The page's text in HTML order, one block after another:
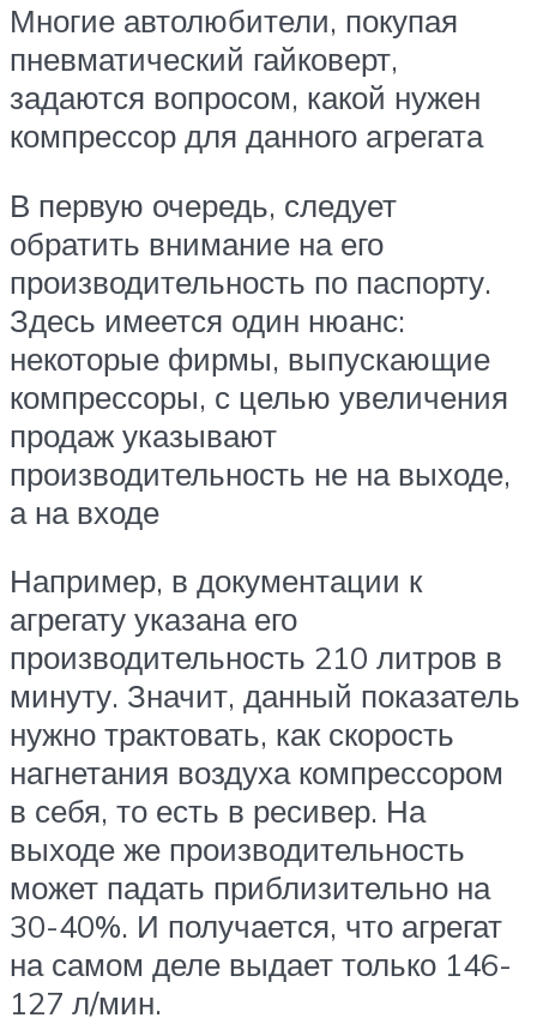
Многие автолюбители, покупая
пневматический гайковерт,
задаются вопросом, какой нужен
компрессор для данного агрегата
В первую очередь, следует
обратить внимание на его
производительность по паспорту.
Здесь имеется один нюанс:
некоторые фирмы, выпускающие
компрессоры, с целью увеличения
продаж указывают
производительность не на выходе,
а на входе
Например, в документации к
агрегату указана его
производительность 210 литров в
минуту. Значит, данный показатель
нужно трактовать, как скорость
нагнетания воздуха компрессором
в себя, то есть в ресивер. На
выходе же производительность
может падать приблизительно на
30-40%. И получается, что агрегат
на самом деле выдает только 146-
127 л/мин.